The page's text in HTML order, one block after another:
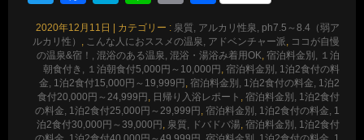
有
2020年12月11日 | カテゴリー : 泉質, アルカリ性泉, ph7.5～8.4（弱ア
ルカリ性）
こんな人におススメの温泉, アドベンチャー派
ココが自慢
の温泉&宿！, 混浴のある温泉, 混浴・湯浴み着用OK 宿泊料金別, １泊
朝食付き, １泊朝食付5,000円～10,000円 宿泊料金別, 1泊2食付の料
金, 1泊2食付15,000円～19,999円 宿泊料金別, 1泊2食付の料金, 1泊2
食付20,000円～24,999円
日帰り入浴レポート
宿泊料金別, 1泊2食付
の料金, 1泊2食付25,000円～29,999円 宿泊料金別, 1泊2食付の料金, 1
泊2食付30,000円～39,000円 泉質, ドバドバ湯 宿泊料金別, 1泊2食付